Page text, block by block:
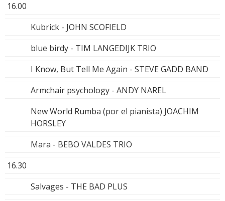
16.00
Kubrick - JOHN SCOFIELD
blue birdy - TIM LANGEDIJK TRIO
I Know, But Tell Me Again - STEVE GADD BAND
Armchair psychology - ANDY NAREL
New World Rumba (por el pianista) JOACHIM
HORSLEY
Mara - BEBO VALDES TRIO
16.30
Salvages - THE BAD PLUS